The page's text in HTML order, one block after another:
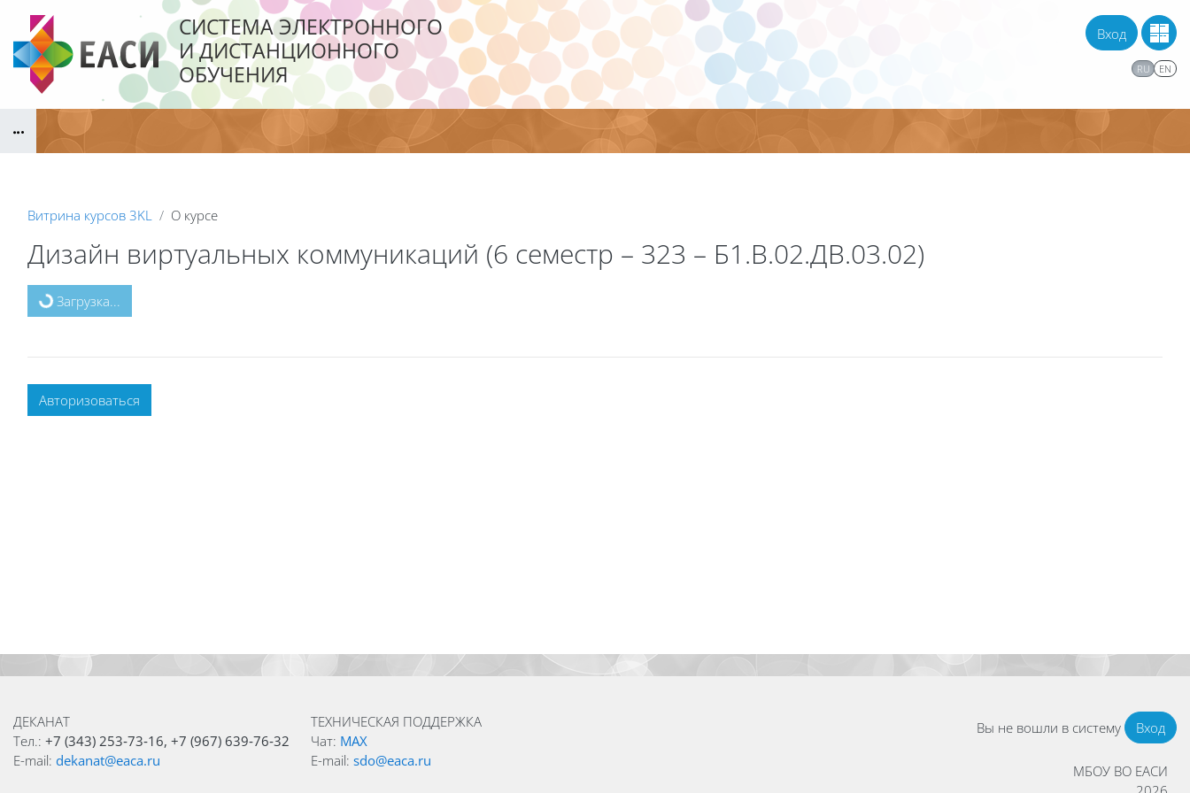
Перейти к основному содержанию
СИСТЕМА ЭЛЕКТРОННОГО
И ДИСТАНЦИОННОГО
ОБУЧЕНИЯ
Вход
RU EN
Витрина курсов 3KL О курсе
Дизайн виртуальных коммуникаций (6 семестр – 323 – Б1.В.02.ДВ.03.02)
Блоки
Загрузка...
Авторизоваться
Блоки
ДЕКАНАТ
Тел.: +7 (343) 253‑73‑16, +7 (967) 639‑76‑32
E-mail: dekanat@eaca.ru
ТЕХНИЧЕСКАЯ ПОДДЕРЖКА
Чат: MAX
E-mail: sdo@eaca.ru
Вы не вошли в систему Вход
МБОУ ВО ЕАСИ